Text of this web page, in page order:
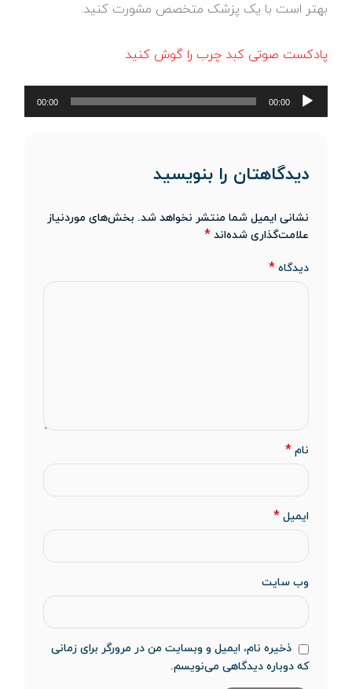
بهتر است با یک پزشک متخصص مشورت کنید.
پادکست صوتی کبد چرب را گوش کنید
پخش‌کننده
00:00
00:00
دیدگاهتان را بنویسید
نشانی ایمیل شما منتشر نخواهد شد. بخش‌های موردنیاز
علامت‌گذاری شده‌اند *
دیدگاه *
نام *
ایمیل *
وب‌ سایت
ذخیره نام، ایمیل و وبسایت من در مرورگر برای زمانی
که دوباره دیدگاهی می‌نویسم.